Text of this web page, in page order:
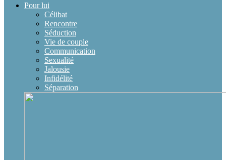
Pour lui
Célibat
Rencontre
Séduction
Vie de couple
Communication
Sexualité
Jalousie
Infidélité
Séparation